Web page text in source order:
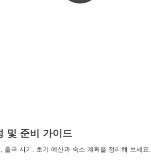
및 준비 가이드
국 시기, 초기 예산과 숙소 계획을 정리해 보세요.